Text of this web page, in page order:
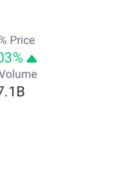
Price